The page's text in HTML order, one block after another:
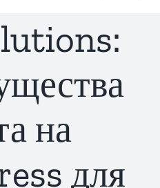
на
для